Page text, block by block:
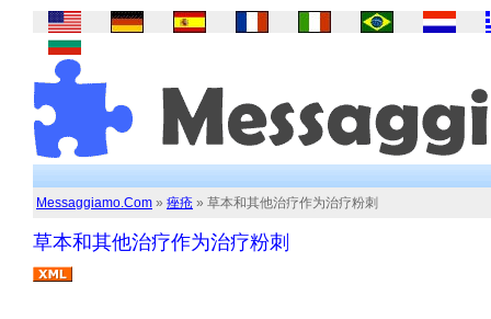
Messaggiamo.Com » 痤疮 » 草本和其他治疗作为治疗粉刺
草本和其他治疗作为治疗粉刺